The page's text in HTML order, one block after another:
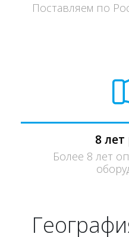
Поставляем по
8
Более 8 лет